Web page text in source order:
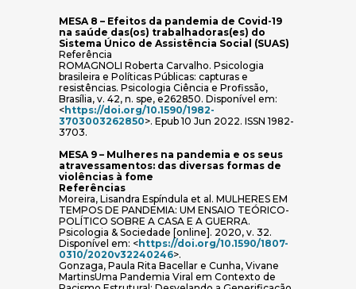
MESA 8 – Efeitos da pandemia de Covid-19
na saúde das(os) trabalhadoras(es) do
Sistema Único de Assistência Social (SUAS)
Referência
ROMAGNOLI Roberta Carvalho. Psicologia
brasileira e Políticas Públicas: capturas e
resistências. Psicologia Ciência e Profissão,
Brasília, v. 42, n. spe, e262850. Disponível em:
< https://doi.org/10.1590/1982-
3703003262850(abre em nova janela)
>. Epub 10 Jun 2022. ISSN 1982-
3703.
MESA 9 – Mulheres na pandemia e os seus
atravessamentos: das diversas formas de
violências à fome
Referências
Moreira, Lisandra Espíndula et al. MULHERES EM
TEMPOS DE PANDEMIA: UM ENSAIO TEÓRICO-
POLÍTICO SOBRE A CASA E A GUERRA.
Psicologia & Sociedade [online]. 2020, v. 32.
Disponível em: < https://doi.org/10.1590/1807-
0310/2020v32240246(abre em nova janela)
>.
Gonzaga, Paula Rita Bacellar e Cunha, Vivane
MartinsUma Pandemia Viral em Contexto de